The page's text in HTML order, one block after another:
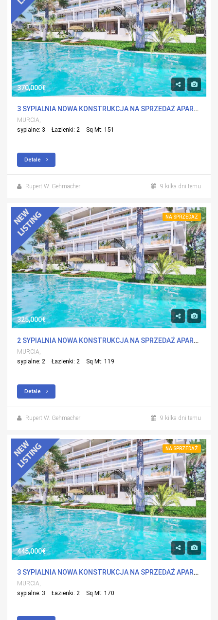
370,000€
3 SYPIALNIA NOWA KONSTRUKCJA NA SPRZEDAŻ APARTMENT W ISLAS MENORES, MURCIA Z BASENEM
MURCIA,
sypialne: 3
Łazienki: 2 Sq Mt: 151
Detale
Rupert W. Gehmacher 9 kilka dni temu
NA SPRZEDAŻ
325,000€
2 SYPIALNIA NOWA KONSTRUKCJA NA SPRZEDAŻ APARTMENT W ISLAS MENORES, MURCIA Z BASENEM
MURCIA,
sypialne: 2
Łazienki: 2 Sq Mt: 119
Detale
Rupert W. Gehmacher 9 kilka dni temu
NA SPRZEDAŻ
445,000€
3 SYPIALNIA NOWA KONSTRUKCJA NA SPRZEDAŻ APARTMENT W ISLAS MENORES, MURCIA Z BASENEM
MURCIA,
sypialne: 3
Łazienki: 2 Sq Mt: 170